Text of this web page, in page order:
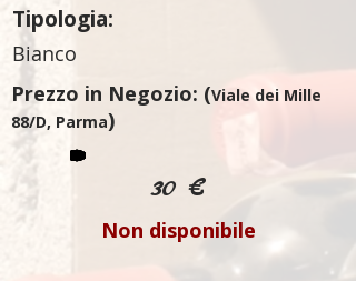
Tipologia:
Bianco
Prezzo in Negozio: (Viale dei Mille
88/D, Parma)
30 €
Non disponibile